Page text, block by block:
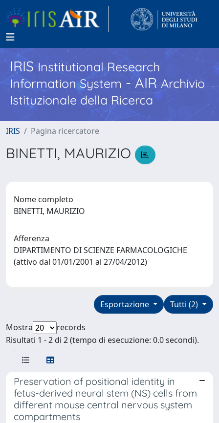
IRISInstitutional Research
Information System - AIR Archivio
Istituzionale della Ricerca
IRIS Pagina ricercatore
BINETTI, MAURIZIO
Nome completo
BINETTI, MAURIZIO
Afferenza
DIPARTIMENTO DI SCIENZE FARMACOLOGICHE
(attivo dal 01/01/2001 al 27/04/2012)
Tutti (2)
Esportazione
Mostra
records
Risultati 1 - 2 di 2 (tempo di esecuzione: 0.0 secondi).
Preservation of positional identity in
fetus-derived neural stem (NS) cells from
different mouse central nervous system
compartments